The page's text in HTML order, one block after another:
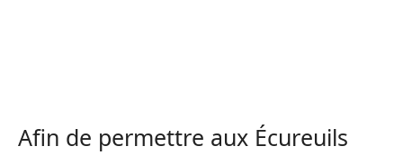
Afin de permettre aux Écureuils